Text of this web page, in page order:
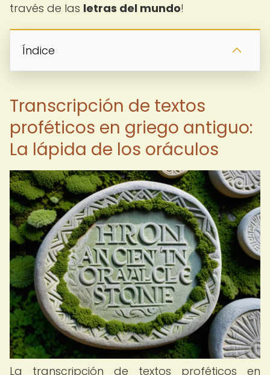
través de las letras del mundo!
Índice
Transcripción de textos
proféticos en griego antiguo:
La lápida de los oráculos
La transcripción de textos proféticos en